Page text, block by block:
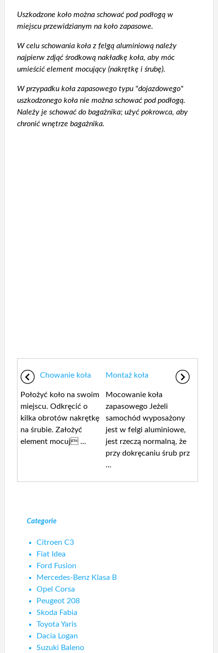
Uszkodzone koło można schować pod podłogą w
miejscu przewidzianym na koło zapasowe.
W celu schowania koła z felgą aluminiową należy
najpierw zdjąć środkową nakładkę koła, aby móc
umieścić element mocujący (nakrętkę i śrubę).
W przypadku koła zapasowego typu "dojazdowego"
uszkodzonego koła nie można schować pod podłogą.
Należy je schować do bagażnika; użyć pokrowca, aby
chronić wnętrze bagażnika.
Chowanie koła
Położyć koło na swoim
miejscu. Odkręcić o
kilka obrotów nakrętkę
na śrubie. Założyć
element mocuj ...
Montaż koła
Mocowanie koła
zapasowego Jeżeli
samochód wyposażony
jest w felgi aluminiowe,
jest rzeczą normalną, że
przy dokręcaniu śrub prz
...
Categorie
Citroen C3
Fiat Idea
Ford Fusion
Mercedes-Benz Klasa B
Opel Corsa
Peugeot 208
Skoda Fabia
Toyota Yaris
Dacia Logan
Suzuki Baleno